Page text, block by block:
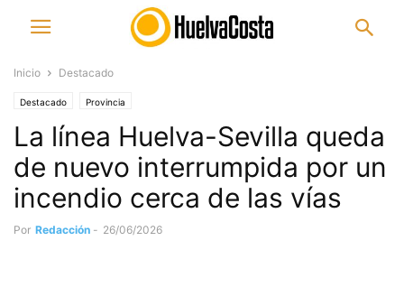
Inicio Destacado
Destacado Provincia
La línea Huelva-Sevilla queda
de nuevo interrumpida por un
incendio cerca de las vías
Por Redacción - 26/06/2026